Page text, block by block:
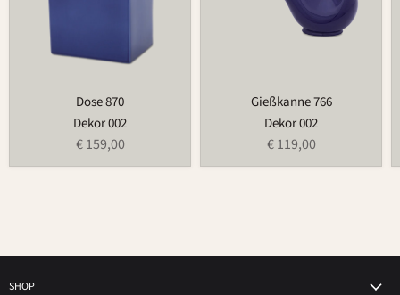
Dose 870
Dekor 002
€ 159,00
Gießkanne 766
Dekor 002
€ 119,00
SHOP